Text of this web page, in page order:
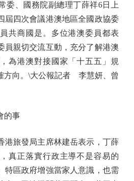
、國務院副總理丁薛祥6日上
屆四次會議港澳地區全國政協委
共商國是。多位港澳委員都表
員親切交流互動，充分了解港澳
為港澳對接國家「十五五」規
方向。\大公報記者 李慧妍、曾
事
旅發局主席林建岳表示，丁薛
真正落實行政主導不是容易的
特區政府增強當家人意識，也需